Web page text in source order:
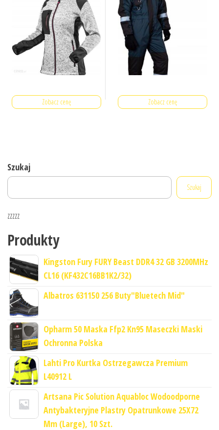
Zobacz cenę Zobacz cenę
Szukaj
Szukaj
zzzzz
Produkty
Kingston Fury FURY Beast DDR4 32 GB 3200MHz
CL16 (KF432C16BB1K2/32)
Albatros 631150 256 Buty"Bluetech Mid"
Opharm 50 Maska Ffp2 Kn95 Maseczki Maski
Ochronna Polska
Lahti Pro Kurtka Ostrzegawcza Premium
L40912 L
Artsana Pic Solution Aquabloc Wodoodporne
Antybakteryjne Plastry Opatrunkowe 25X72
Mm (Large), 10 Szt.